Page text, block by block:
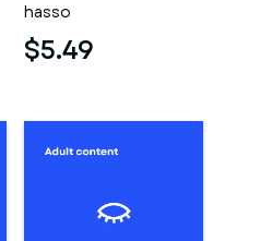
hasso
$5.49